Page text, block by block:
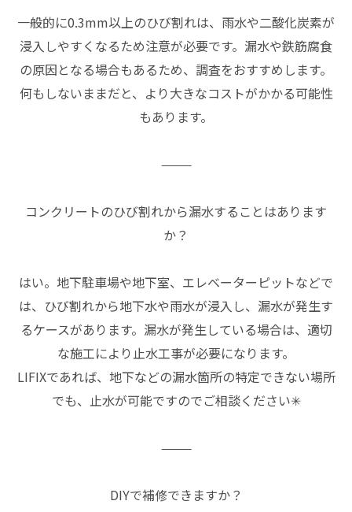
一般的に0.3mm以上のひび割れは、雨水や二酸化炭素が
浸入しやすくなるため注意が必要です。漏水や鉄筋腐食
の原因となる場合もあるため、調査をおすすめします。
何もしないままだと、より大きなコストがかかる可能性
もあります。
⸻
コンクリートのひび割れから漏水することはあります
か？
はい。地下駐車場や地下室、エレベーターピットなどで
は、ひび割れから地下水や雨水が浸入し、漏水が発生す
るケースがあります。漏水が発生している場合は、適切
な施工により止水工事が必要になります。
LIFIXであれば、地下などの漏水箇所の特定できない場所
でも、止水が可能ですのでご相談ください✳︎
⸻
DIYで補修できますか？